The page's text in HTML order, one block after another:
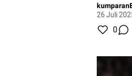
26 Juli
0